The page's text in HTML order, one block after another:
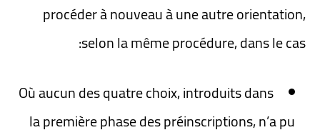
procéder à nouveau à une autre orientation,
selon la même procédure, dans le cas:
Où aucun des quatre choix, introduits dans
la première phase des préinscriptions, n’a pu